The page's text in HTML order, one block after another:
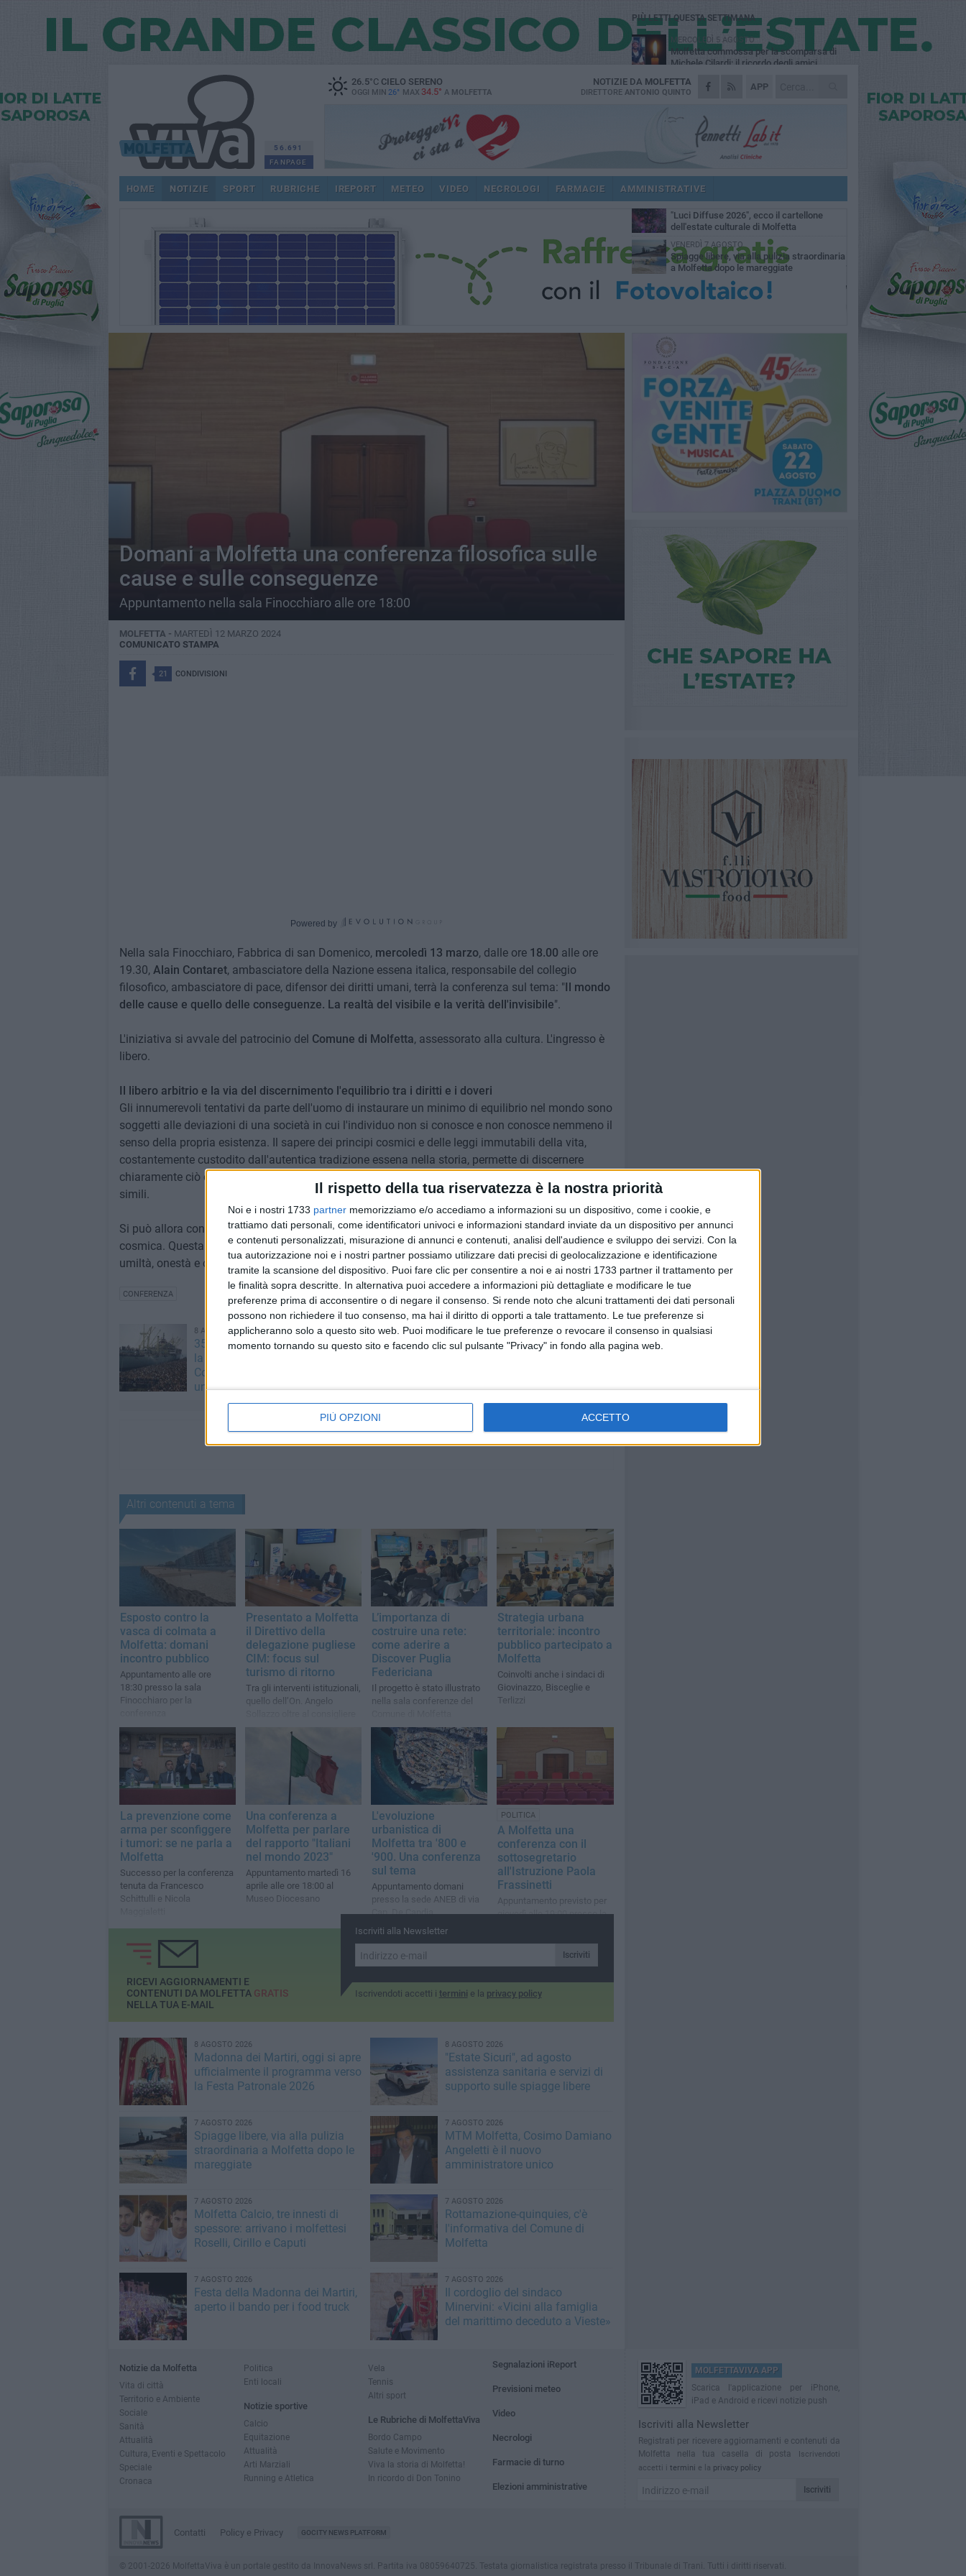
Il rispetto della tua riservatezza è la nostra priorità
Noi e i nostri 1733 partner memorizziamo e/o accediamo a informazioni su un dispositivo, come i cookie, e
trattiamo dati personali, come identificatori univoci e informazioni standard inviate da un dispositivo per annunci
e contenuti personalizzati, misurazione di annunci e contenuti, analisi dell'audience e sviluppo dei servizi. Con la
tua autorizzazione noi e i nostri partner possiamo utilizzare dati precisi di geolocalizzazione e identificazione
tramite la scansione del dispositivo. Puoi fare clic per consentire a noi e ai nostri 1733 partner il trattamento per
le finalità sopra descritte. In alternativa puoi accedere a informazioni più dettagliate e modificare le tue
preferenze prima di acconsentire o di negare il consenso. Si rende noto che alcuni trattamenti dei dati personali
possono non richiedere il tuo consenso, ma hai il diritto di opporti a tale trattamento. Le tue preferenze si
applicheranno solo a questo sito web. Puoi modificare le tue preferenze o revocare il consenso in qualsiasi
momento tornando su questo sito e facendo clic sul pulsante "Privacy" in fondo alla pagina web.
PIÙ OPZIONI ACCETTO
56.691
FANPAGE
26.5°CCIELO SERENO
OGGI MIN 26° MAX 34.5° A MOLFETTA
APP
NOTIZIE DA MOLFETTA
DIRETTORE ANTONIO QUINTO
HOME NOTIZIE SPORT RUBRICHE IREPORT METEO VIDEO NECROLOGI FARMACIE AMMINISTRATIVE
Domani a Molfetta una conferenza filosofica sulle
cause e sulle conseguenze
Appuntamento nella sala Finocchiaro alle ore 18:00
MOLFETTA - MARTEDÌ 12 MARZO 2024
COMUNICATO STAMPA
21 CONDIVISIONI
Powered by
Nella sala Finocchiaro, Fabbrica di san Domenico, mercoledì 13 marzo, dalle ore 18.00 alle ore
19.30, Alain Contaret, ambasciatore della Nazione essena italica, responsabile del collegio
filosofico, ambasciatore di pace, difensor dei diritti umani, terrà la conferenza sul tema: "Il mondo
delle cause e quello delle conseguenze. La realtà del visibile e la verità dell'invisibile".
L'iniziativa si avvale del patrocinio del Comune di Molfetta, assessorato alla cultura. L'ingresso è
libero.
Il libero arbitrio e la via del discernimento l'equilibrio tra i diritti e i doveri
Gli innumerevoli tentativi da parte dell'uomo di instaurare un minimo di equilibrio nel mondo sono
soggetti alle deviazioni di una società in cui l'individuo non si conosce e non conosce nemmeno il
senso della propria esistenza. Il sapere dei principi cosmici e delle leggi immutabili della vita,
costantemente custodito dall'autentica tradizione essena nella storia, permette di discernere
chiaramente ciò che mantiene l'uomo nelle attitudini passive o violente nei confronti dei suoi
simili.
Si può allora contemplare lo splendore dell'ordine immutabile universale e della giurisprudenza
cosmica. Questa luce porta chiarezza ma occorre saperla accettare, accogliere. Essa richiede
umiltà, onestà e coerenza di fronte all'evidenza di ciò che è, di come sono le cose veramente.
CONFERENZA
8 AGOSTO 2026
35 anni fa lo sbarco Vlora a Bari,
la testimonianza del molfettese
Corrado Cifarelli: «Sembrava
un'isola in movimento»
8 AGOSTO 2026
Partecipate comunali, Minervini:
Altri contenuti a tema
Esposto contro la
vasca di colmata a
Molfetta: domani
incontro pubblico
Appuntamento alle ore
18:30 presso la sala
Finocchiaro per la
Presentato a Molfetta
il Direttivo della
delegazione pugliese
CIM: focus sul
turismo di ritorno
Tra gli interventi istituzionali,
quello dell’On. Angelo
L’importanza di
costruire una rete:
come aderire a
Discover Puglia
Federiciana
Il progetto è stato illustrato
nella sala conferenze del
Strategia urbana
territoriale: incontro
pubblico partecipato a
Molfetta
Coinvolti anche i sindaci di
Giovinazzo, Bisceglie e
Terlizzi
La prevenzione come
arma per sconfiggere
i tumori: se ne parla a
Molfetta
Successo per la conferenza
tenuta da Francesco
Schittulli e Nicola
Una conferenza a
Molfetta per parlare
del rapporto "Italiani
nel mondo 2023"
Appuntamento martedì 16
aprile alle ore 18:00 al
Museo Diocesano
L'evoluzione
urbanistica di
Molfetta tra '800 e
'900. Una conferenza
sul tema
Appuntamento domani
presso la sede ANEB di via
Cap. De Candia
POLITICA
A Molfetta una
conferenza con il
sottosegretario
all'Istruzione Paola
Frassinetti
Appuntamento previsto per
giovedì alle 19:00 presso la
Iscriviti alla Newsletter
Iscriviti
Iscrivendoti accetti i termini e la privacy policy
RICEVI AGGIORNAMENTI E
CONTENUTI DA MOLFETTA GRATIS
NELLA TUA E-MAIL
8 AGOSTO 2026
Madonna dei Martiri, oggi si apre
ufficialmente il programma verso
la Festa Patronale 2026
8 AGOSTO 2026
"Estate Sicuri", ad agosto
assistenza sanitaria e servizi di
supporto sulle spiagge libere
7 AGOSTO 2026
Spiagge libere, via alla pulizia
straordinaria a Molfetta dopo le
mareggiate
7 AGOSTO 2026
MTM Molfetta, Cosimo Damiano
Angeletti è il nuovo
amministratore unico
7 AGOSTO 2026
Molfetta Calcio, tre innesti di
spessore: arrivano i molfettesi
Roselli, Cirillo e Caputi
7 AGOSTO 2026
Rottamazione-quinquies, c'è
l'informativa del Comune di
Molfetta
7 AGOSTO 2026
Festa della Madonna dei Martiri,
aperto il bando per i food truck
7 AGOSTO 2026
Il cordoglio del sindaco
Minervini: «Vicini alla famiglia
del marittimo deceduto a Vieste»
PIÙ LETTI QUESTA SETTIMANA
MERCOLEDÌ 5 AGOSTO
Molfetta commossa per la scomparsa di
Michele Cilardi: il ricordo degli amici
GIOVEDÌ 6 AGOSTO
Marittimo molfettese muore a bordo di un
GIOVEDÌ 6 AGOSTO
Molfetta piange Marta Maria Pisani, ultima
maestra della sartoria molfettese
MERCOLEDÌ 5 AGOSTO
Multiservizi, nominato il nuovo Consiglio di
Amministrazione
MARTEDÌ 4 AGOSTO
"Luci Diffuse 2026", ecco il cartellone
dell'estate culturale di Molfetta
VENERDÌ 7 AGOSTO
Spiagge libere, via alla pulizia straordinaria
a Molfetta dopo le mareggiate
Notizie da Molfetta
Vita di città
Territorio e Ambiente
Sociale
Sanità
Attualità
Cultura, Eventi e Spettacolo
Speciale
Cronaca
Politica
Enti locali
Notizie sportive
Calcio
Equitazione
Attualità
Arti Marziali
Running e Atletica
Vela
Tennis
Altri sport
Le Rubriche di MolfettaViva
Bordo Campo
Salute e Movimento
Viva la storia di Molfetta!
In ricordo di Don Tonino
Segnalazioni iReport
Previsioni meteo
Video
Necrologi
Farmacie di turno
Elezioni amministrative
MOLFETTAVIVA APP
Scarica l'applicazione per iPhone,
iPad e Android e ricevi notizie push
Iscriviti alla Newsletter
Registrati per ricevere aggiornamenti e contenuti da
Molfetta nella tua casella di posta
Iscrivendoti
accetti i termini e la privacy policy
Iscriviti
Contatti Policy e Privacy GOCITY NEWS PLATFORM
© 2001-2026 MolfettaViva è un portale gestito da InnovaNews srl. Partita iva 08059640725. Testata giornalistica registrata presso il Tribunale di Trani. Tutti i diritti riservati.